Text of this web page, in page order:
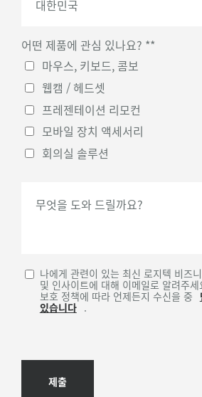
국가*
어떤 제품에 관심 있나요? **
마우스, 키보드, 콤보
웹캠 / 헤드셋
프레젠테이션 리모컨
모바일 장치 액세서리
회의실 솔루션
무엇을 도와 드릴까요?
나에게 관련이 있는 최신 로지텍 비즈
및 인사이트에 대해 이메일로 알려주
보호 정책에 따라 언제든지 수신을 중
있습니다 .
제출